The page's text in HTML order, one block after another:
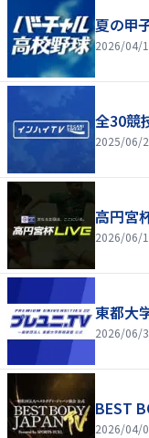
夏の甲
2026/04/
全30競
2025/06/
高円宮
2026/06/
東都大
2026/06/
BEST
2026/04/